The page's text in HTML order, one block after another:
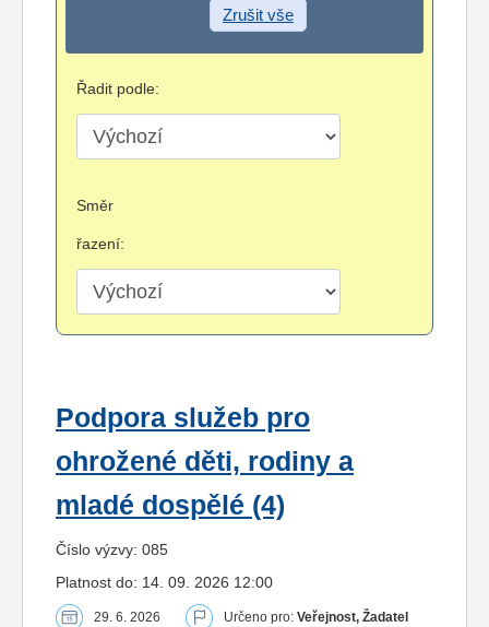
Zrušit vše
Řadit podle:
Směr
řazení:
Podpora služeb pro
ohrožené děti, rodiny a
mladé dospělé (4)
Číslo výzvy: 085
Platnost do: 14. 09. 2026 12:00
29. 6. 2026 Určeno pro: Veřejnost, Žadatel